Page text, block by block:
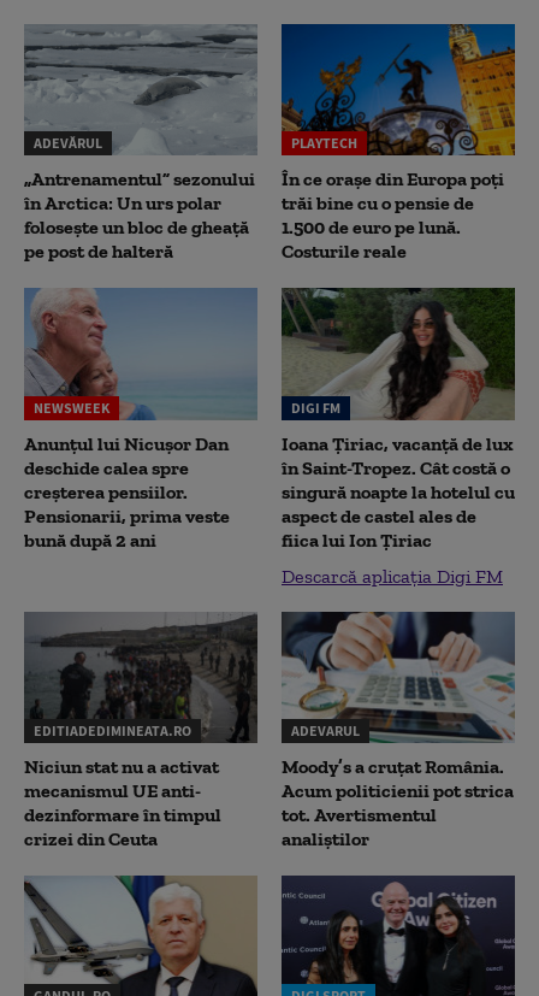
ADEVĂRUL
„Antrenamentul” sezonului
în Arctica: Un urs polar
folosește un bloc de gheață
pe post de halteră
PLAYTECH
În ce orașe din Europa poți
trăi bine cu o pensie de
1.500 de euro pe lună.
Costurile reale
NEWSWEEK
Anunțul lui Nicușor Dan
deschide calea spre
creșterea pensiilor.
Pensionarii, prima veste
bună după 2 ani
DIGI FM
Ioana Țiriac, vacanță de lux
în Saint-Tropez. Cât costă o
singură noapte la hotelul cu
aspect de castel ales de
fiica lui Ion Țiriac
Descarcă aplicația Digi FM
EDITIADEDIMINEATA.RO
Niciun stat nu a activat
mecanismul UE anti-
dezinformare în timpul
crizei din Ceuta
ADEVARUL
Moody’s a cruțat România.
Acum politicienii pot strica
tot. Avertismentul
analiștilor